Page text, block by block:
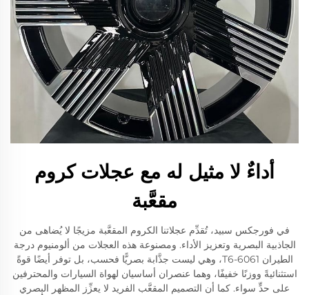
أداءٌ لا مثيل له مع عجلات كروم
مقعَّبة
في فورجكس سبيد، تُقدِّم عجلاتنا الكروم المقعَّبة مزيجًا لا يُضاهى من
الجاذبية البصرية وتعزيز الأداء. ومصنوعة هذه العجلات من ألومنيوم درجة
الطيران 6061-T6، وهي ليست جذَّابة بصريًّا فحسب، بل توفر أيضًا قوةً
استثنائيةً ووزنًا خفيفًا، وهما عنصران أساسيان لهواة السيارات والمحترفين
على حدٍّ سواء. كما أن التصميم المقعَّب الفريد لا يعزِّز المظهر البصري